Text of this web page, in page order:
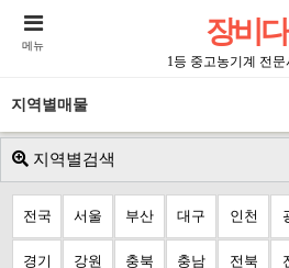
장비다
1등 중고농기계 전문
메뉴
지역별매물
지역별검색
전국 서울 부산 대구 인천
경기 강원 충북 충남 전북